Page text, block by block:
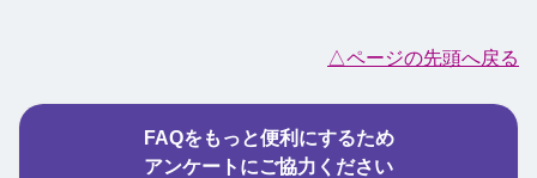
△ページの先頭へ戻る
FAQをもっと便利にするため
アンケートにご協力ください